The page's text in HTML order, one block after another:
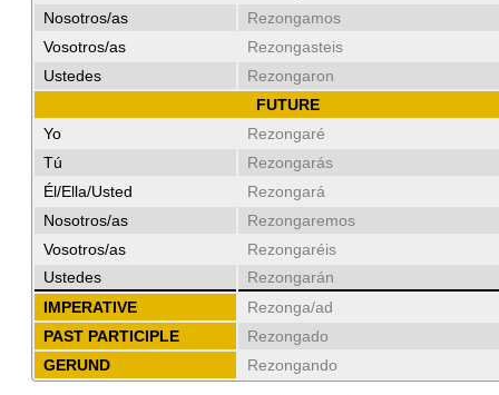
Nosotros/as
Rezongamos
Vosotros/as
Rezongasteis
Ustedes
Rezongaron
FUTURE
Yo
Rezongaré
Tú
Rezongarás
Él/Ella/Usted
Rezongará
Nosotros/as
Rezongaremos
Vosotros/as
Rezongaréis
Ustedes
Rezongarán
IMPERATIVE
Rezonga/ad
PAST PARTICIPLE
Rezongado
GERUND
Rezongando